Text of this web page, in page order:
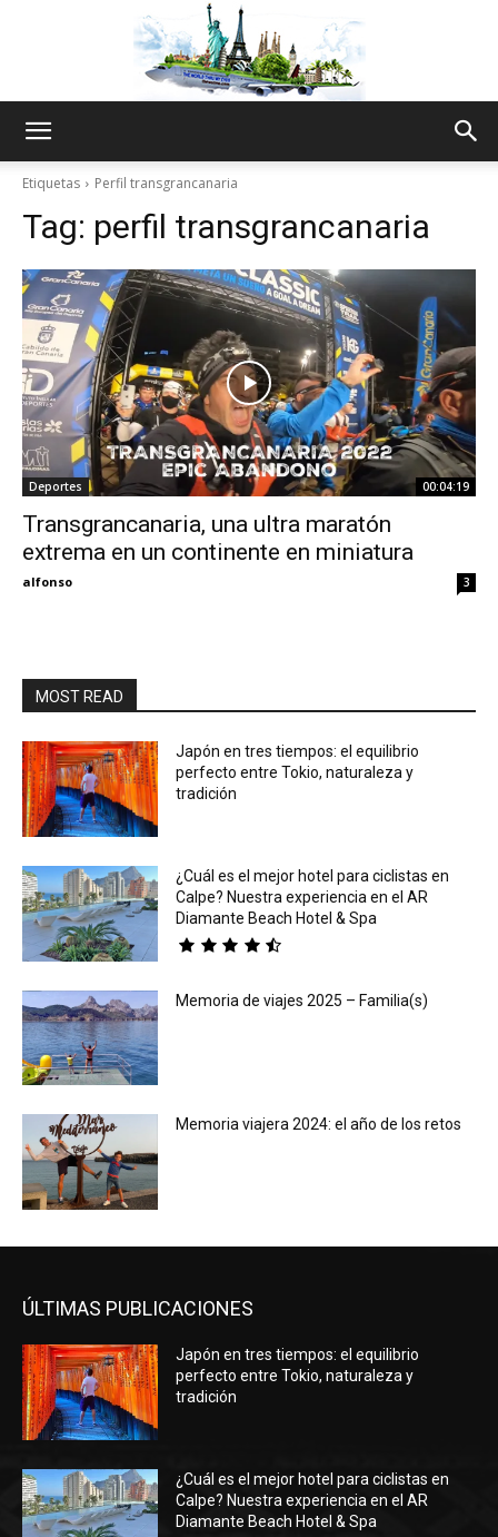
World
Thru
My
Eyes
Etiquetas Perfil transgrancanaria
Tag: perfil transgrancanaria
Deportes 00:04:19
Transgrancanaria, una ultra maratón
extrema en un continente en miniatura
alfonso 3
MOST READ
Japón en tres tiempos: el equilibrio
perfecto entre Tokio, naturaleza y
tradición
¿Cuál es el mejor hotel para ciclistas en
Calpe? Nuestra experiencia en el AR
Diamante Beach Hotel & Spa
Memoria de viajes 2025 – Familia(s)
Memoria viajera 2024: el año de los retos
ÚLTIMAS PUBLICACIONES
Japón en tres tiempos: el equilibrio
perfecto entre Tokio, naturaleza y
tradición
¿Cuál es el mejor hotel para ciclistas en
Calpe? Nuestra experiencia en el AR
Diamante Beach Hotel & Spa